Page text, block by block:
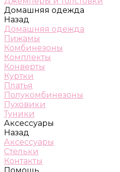
Домашняя одежда
Назад
Домашняя одежда
Пижамы
Комбинезоны
Комплекты
Конверты
Куртки
Платья
Полукомбинезоны
Пуховики
Туники
Аксессуары
Назад
Аксессуары
Стельки
Контакты